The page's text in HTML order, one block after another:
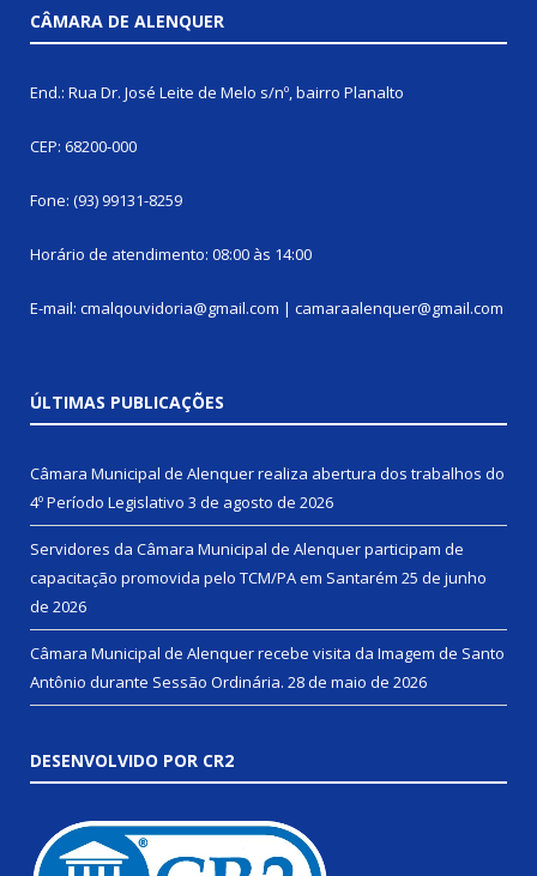
CÂMARA DE ALENQUER
End.: Rua Dr. José Leite de Melo s/nº, bairro Planalto
CEP: 68200-000
Fone: (93) 99131-8259
Horário de atendimento: 08:00 às 14:00
E-mail: cmalqouvidoria@gmail.com | camaraalenquer@gmail.com
ÚLTIMAS PUBLICAÇÕES
Câmara Municipal de Alenquer realiza abertura dos trabalhos do
4º Período Legislativo 3 de agosto de 2026
Servidores da Câmara Municipal de Alenquer participam de
capacitação promovida pelo TCM/PA em Santarém 25 de junho
de 2026
Câmara Municipal de Alenquer recebe visita da Imagem de Santo
Antônio durante Sessão Ordinária. 28 de maio de 2026
DESENVOLVIDO POR CR2